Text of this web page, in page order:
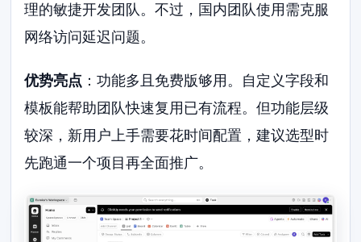
理的敏捷开发团队。不过，国内团队使用需克服
网络访问延迟问题。
优势亮点 ：功能多且免费版够用。自定义字段和
模板能帮助团队快速复用已有流程。但功能层级
较深，新用户上手需要花时间配置，建议选型时
先跑通一个项目再全面推广。